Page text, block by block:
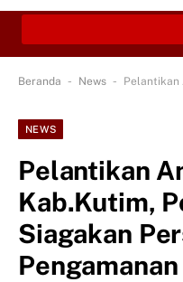
Beranda - News - Pelantikan
NEWS
Pelantikan
Kab.Kutim,
Siagakan
Pengamanan